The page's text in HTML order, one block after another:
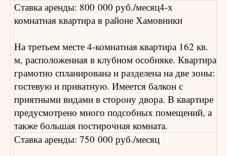
Ставка аренды: 800 000 руб./месяц4-х
комнатная квартира в районе Хамовники
На третьем месте 4-комнатная квартира 162 кв.
м, расположенная в клубном особняке. Квартира
грамотно спланирована и разделена на две зоны:
гостевую и приватную. Имеется балкон с
приятными видами в сторону двора. В квартире
предусмотрено много подсобных помещений, а
также большая постирочная комната.
Ставка аренды: 750 000 руб./месяц